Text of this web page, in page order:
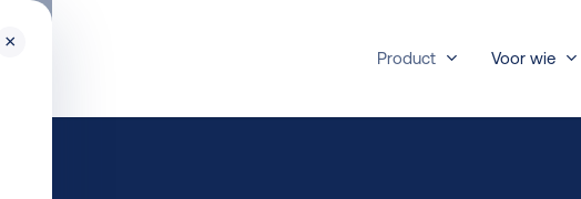
Product Voor wie
×